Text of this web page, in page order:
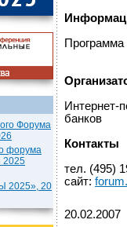
Форума
форума
2025
20
Интернет-
банков
Контакты
тел. (495)
сайт:
20.02.2007